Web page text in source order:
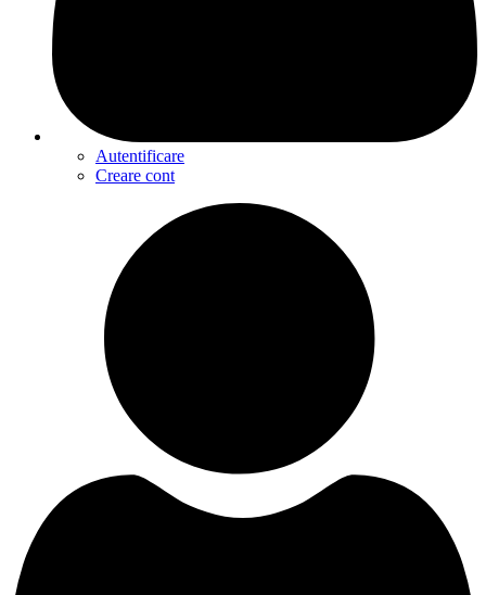
Autentificare
Creare cont